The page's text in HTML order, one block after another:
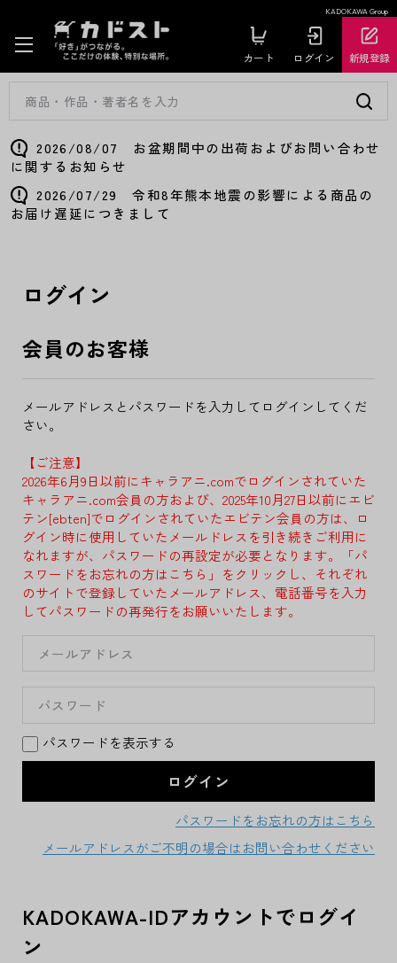
KADOKAWA Group
カート ログイン 新規登録
2026/08/07 お盆期間中の出荷およびお問い合わせ
に関するお知らせ
2026/07/29 令和8年熊本地震の影響による商品の
お届け遅延につきまして
ログイン
会員のお客様
メールアドレスとパスワードを入力してログインしてくだ
さい。
【ご注意】
2026年6月9日以前にキャラアニ.comでログインされていた
キャラアニ.com会員の方および、2025年10月27日以前にエビ
テン[ebten]でログインされていたエビテン会員の方は、ロ
グイン時に使用していたメールドレスを引き続きご利用に
なれますが、パスワードの再設定が必要となります。「パ
スワードをお忘れの方はこちら」をクリックし、それぞれ
のサイトで登録していたメールアドレス、電話番号を入力
してパスワードの再発行をお願いいたします。
パスワードを表示する
パスワードをお忘れの方はこちら
メールアドレスがご不明の場合はお問い合わせください
KADOKAWA-IDアカウントでログイ
ン